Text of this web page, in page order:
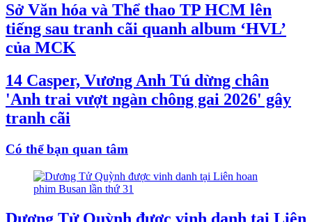
Sở Văn hóa và Thể thao TP HCM lên
tiếng sau tranh cãi quanh album ‘HVL’
của MCK
14 Casper, Vương Anh Tú dừng chân
'Anh trai vượt ngàn chông gai 2026' gây
tranh cãi
Có thể bạn quan tâm